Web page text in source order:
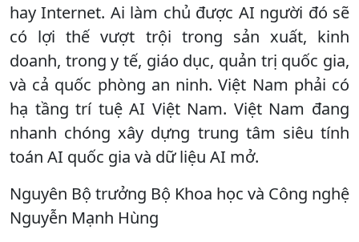
hay Internet. Ai làm chủ được AI người đó sẽ
có lợi thế vượt trội trong sản xuất, kinh
doanh, trong y tế, giáo dục, quản trị quốc gia,
và cả quốc phòng an ninh. Việt Nam phải có
hạ tầng trí tuệ AI Việt Nam. Việt Nam đang
nhanh chóng xây dựng trung tâm siêu tính
toán AI quốc gia và dữ liệu AI mở.
Nguyên Bộ trưởng Bộ Khoa học và Công nghệ
Nguyễn Mạnh Hùng